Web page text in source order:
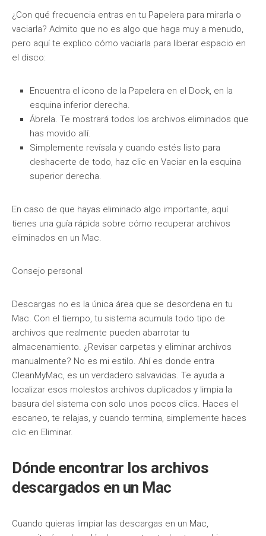
¿Con qué frecuencia entras en tu Papelera para mirarla o
vaciarla? Admito que no es algo que haga muy a menudo,
pero aquí te explico cómo vaciarla para liberar espacio en
el disco:
Encuentra el icono de la Papelera en el Dock, en la
esquina inferior derecha.
Ábrela. Te mostrará todos los archivos eliminados que
has movido allí.
Simplemente revísala y cuando estés listo para
deshacerte de todo, haz clic en Vaciar en la esquina
superior derecha.
En caso de que hayas eliminado algo importante, aquí
tienes una guía rápida sobre cómo recuperar archivos
eliminados en un Mac.
Consejo personal
Descargas no es la única área que se desordena en tu
Mac. Con el tiempo, tu sistema acumula todo tipo de
archivos que realmente pueden abarrotar tu
almacenamiento. ¿Revisar carpetas y eliminar archivos
manualmente? No es mi estilo. Ahí es donde entra
CleanMyMac, es un verdadero salvavidas. Te ayuda a
localizar esos molestos archivos duplicados y limpia la
basura del sistema con solo unos pocos clics. Haces el
escaneo, te relajas, y cuando termina, simplemente haces
clic en Eliminar.
Dónde encontrar los archivos
descargados en un Mac
Cuando quieras limpiar las descargas en un Mac,